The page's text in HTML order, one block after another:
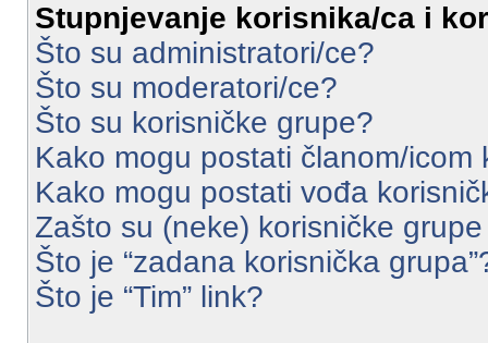
Stupnjevanje korisnika/ca i
Što su administratori/ce?
Što su moderatori/ce?
Što su korisničke grupe?
Kako mogu postati članom/icom
Kako mogu postati vođa
Zašto su (neke) korisničke
Što je “zadana korisnička
Što je “Tim” link?